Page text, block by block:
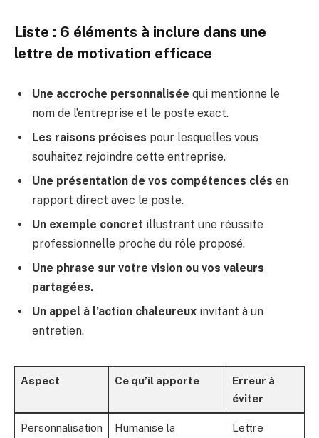
Liste : 6 éléments à inclure dans une
lettre de motivation efficace
Une accroche personnalisée qui mentionne le
nom de l’entreprise et le poste exact.
Les raisons précises pour lesquelles vous
souhaitez rejoindre cette entreprise.
Une présentation de vos compétences clés en
rapport direct avec le poste.
Un exemple concret illustrant une réussite
professionnelle proche du rôle proposé.
Une phrase sur votre vision ou vos valeurs
partagées.
Un appel à l’action chaleureux invitant à un
entretien.
Aspect Ce qu’il apporte
Erreur à
éviter
Personnalisation
Humanise la
Lettre